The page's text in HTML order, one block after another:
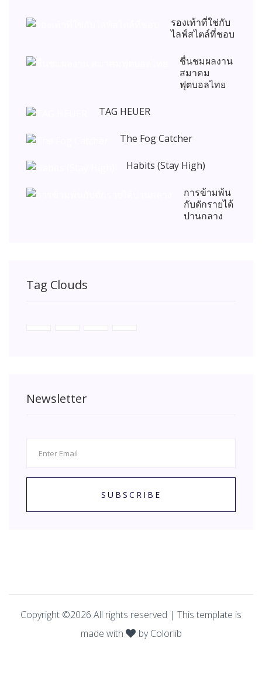
รองเท้าที่ใช่กับ
ไลฟ์สไตล์ที่ชอบ
ชื่นชมผลงาน
สมาคม
ฟุตบอลไทย
TAG HEUER
The Fog Catcher
Habits (Stay High)
การข้ามพ้น
กับดักรายได้
ปานกลาง
Tag Clouds
Newsletter
SUBSCRIBE
Copyright ©2026 All rights reserved | This template is
made with
byColorlib